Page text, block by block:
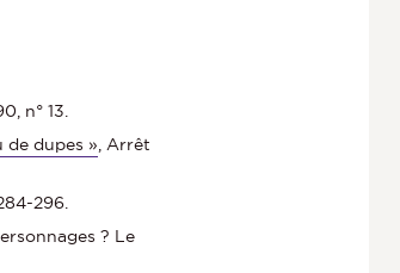
n° 13.
de dupes » , Arrêt
296.
? Le